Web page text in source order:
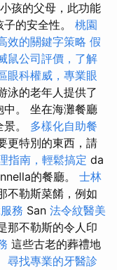
孩的父母，此功能
的安全性。 桃園
效的關鍵字策略 假
鼠公司評價，了解
眼科權威，專業眼
泳的老年人提供了
中。 坐在海灘餐廳
。 多樣化自助餐
更特別的東西，請
指南，輕鬆搞定 da
的餐廳。 士林
不勒斯菜餚，例如
務 San 法令紋醫美
那不勒斯的令人印​​
這些古老的葬禮地
尋找專業的牙醫診